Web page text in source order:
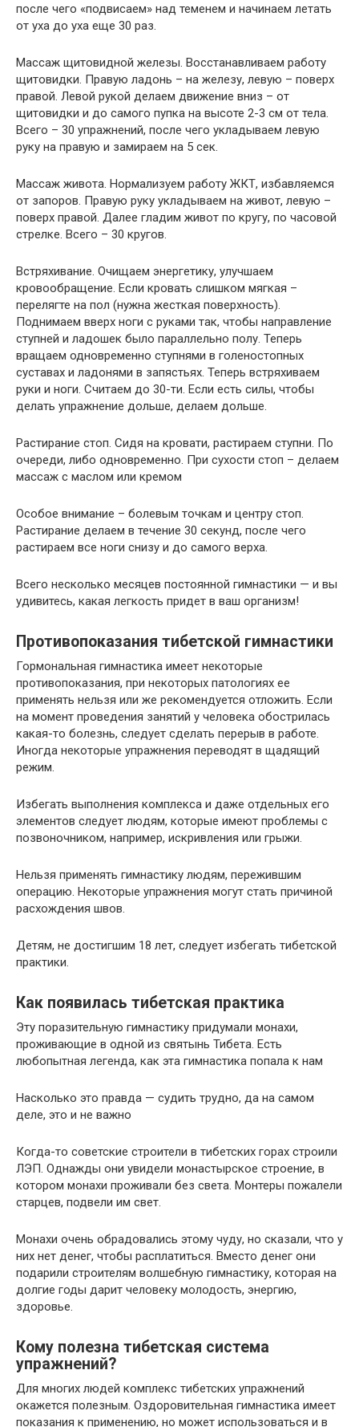
после чего «подвисаем» над теменем и начинаем летать
от уха до уха еще 30 раз.
Массаж щитовидной железы. Восстанавливаем работу
щитовидки. Правую ладонь – на железу, левую – поверх
правой. Левой рукой делаем движение вниз – от
щитовидки и до самого пупка на высоте 2-3 см от тела.
Всего – 30 упражнений, после чего укладываем левую
руку на правую и замираем на 5 сек.
Массаж живота. Нормализуем работу ЖКТ, избавляемся
от запоров. Правую руку укладываем на живот, левую –
поверх правой. Далее гладим живот по кругу, по часовой
стрелке. Всего – 30 кругов.
Встряхивание. Очищаем энергетику, улучшаем
кровообращение. Если кровать слишком мягкая –
перелягте на пол (нужна жесткая поверхность).
Поднимаем вверх ноги с руками так, чтобы направление
ступней и ладошек было параллельно полу. Теперь
вращаем одновременно ступнями в голеностопных
суставах и ладонями в запястьях. Теперь встряхиваем
руки и ноги. Считаем до 30-ти. Если есть силы, чтобы
делать упражнение дольше, делаем дольше.
Растирание стоп. Сидя на кровати, растираем ступни. По
очереди, либо одновременно. При сухости стоп – делаем
массаж с маслом или кремом
Особое внимание – болевым точкам и центру стоп.
Растирание делаем в течение 30 секунд, после чего
растираем все ноги снизу и до самого верха.
Всего несколько месяцев постоянной гимнастики — и вы
удивитесь, какая легкость придет в ваш организм!
Противопоказания тибетской гимнастики
Гормональная гимнастика имеет некоторые
противопоказания, при некоторых патологиях ее
применять нельзя или же рекомендуется отложить. Если
на момент проведения занятий у человека обострилась
какая-то болезнь, следует сделать перерыв в работе.
Иногда некоторые упражнения переводят в щадящий
режим.
Избегать выполнения комплекса и даже отдельных его
элементов следует людям, которые имеют проблемы с
позвоночником, например, искривления или грыжи.
Нельзя применять гимнастику людям, пережившим
операцию. Некоторые упражнения могут стать причиной
расхождения швов.
Детям, не достигшим 18 лет, следует избегать тибетской
практики.
Как появилась тибетская практика
Эту поразительную гимнастику придумали монахи,
проживающие в одной из святынь Тибета. Есть
любопытная легенда, как эта гимнастика попала к нам
Насколько это правда — судить трудно, да на самом
деле, это и не важно
Когда-то советские строители в тибетских горах строили
ЛЭП. Однажды они увидели монастырское строение, в
котором монахи проживали без света. Монтеры пожалели
старцев, подвели им свет.
Монахи очень обрадовались этому чуду, но сказали, что у
них нет денег, чтобы расплатиться. Вместо денег они
подарили строителям волшебную гимнастику, которая на
долгие годы дарит человеку молодость, энергию,
здоровье.
Кому полезна тибетская система
упражнений?
Для многих людей комплекс тибетских упражнений
окажется полезным. Оздоровительная гимнастика имеет
показания к применению, но может использоваться и в